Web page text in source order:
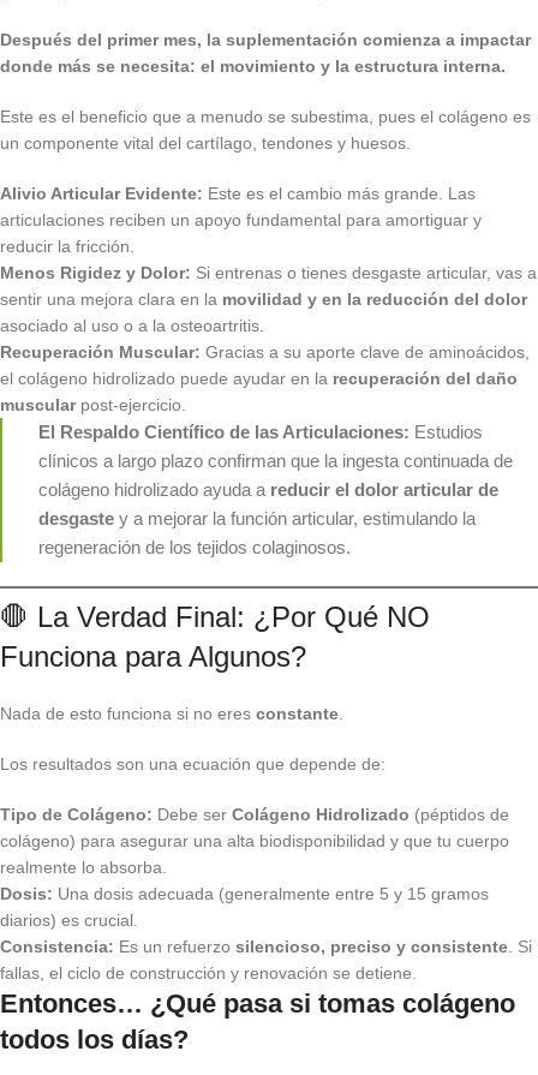
Después del primer mes, la suplementación comienza a impactar
donde más se necesita: el movimiento y la estructura interna.
Este es el beneficio que a menudo se subestima, pues el colágeno es
un componente vital del cartílago, tendones y huesos.
Alivio Articular Evidente: Este es el cambio más grande. Las
articulaciones reciben un apoyo fundamental para amortiguar y
reducir la fricción.
Menos Rigidez y Dolor: Si entrenas o tienes desgaste articular, vas a
sentir una mejora clara en la movilidad y en la reducción del dolor
asociado al uso o a la osteoartritis.
Recuperación Muscular: Gracias a su aporte clave de aminoácidos,
el colágeno hidrolizado puede ayudar en la recuperación del daño
muscularpost-ejercicio.
El Respaldo Científico de las Articulaciones: Estudios
clínicos a largo plazo confirman que la ingesta continuada de
colágeno hidrolizado ayuda a reducir el dolor articular de
desgaste y a mejorar la función articular, estimulando la
regeneración de los tejidos colaginosos.
🛑 La Verdad Final: ¿Por Qué NO
Funciona para Algunos?
Nada de esto funciona si no eres constante
Los resultados son una ecuación que depende de:
Tipo de Colágeno: Debe ser Colágeno Hidrolizado (péptidos de
colágeno) para asegurar una alta biodisponibilidad y que tu cuerpo
realmente lo absorba.
Dosis: Una dosis adecuada (generalmente entre 5 y 15 gramos
diarios) es crucial.
Consistencia: Es un refuerzo silencioso, preciso y consistente . Si
fallas, el ciclo de construcción y renovación se detiene.
Entonces… ¿Qué pasa si tomas colágeno
todos los días?